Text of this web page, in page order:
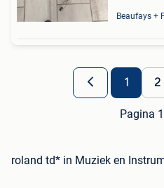
1 2
Pagina
roland td* in Muziek en